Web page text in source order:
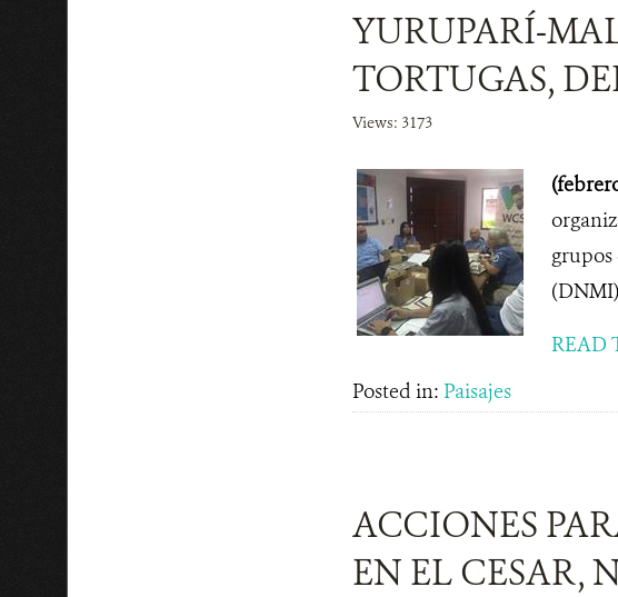
YURUPARÍ-
TORTUGAS,
Views: 3173
READ
Posted in: Paisajes
ACCIONES
EN EL CESAR,